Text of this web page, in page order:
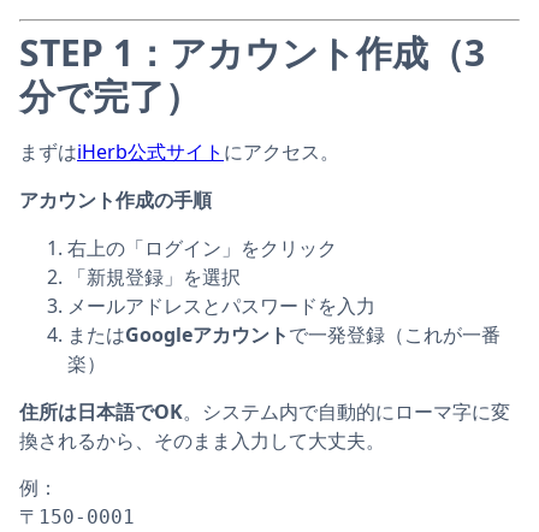
STEP 1：アカウント作成（3
分で完了）
まずはiHerb公式サイト にアクセス。
アカウント作成の手順
右上の「ログイン」をクリック
「新規登録」を選択
メールアドレスとパスワードを入力
またはGoogleアカウントで一発登録（これが一番
楽）
住所は日本語でOK。システム内で自動的にローマ字に変
換されるから、そのまま入力して大丈夫。
例：
〒150-0001